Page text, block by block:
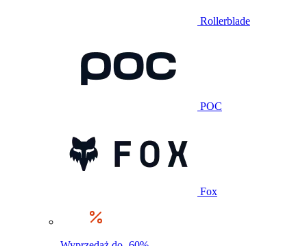
Rollerblade
POC
Fox